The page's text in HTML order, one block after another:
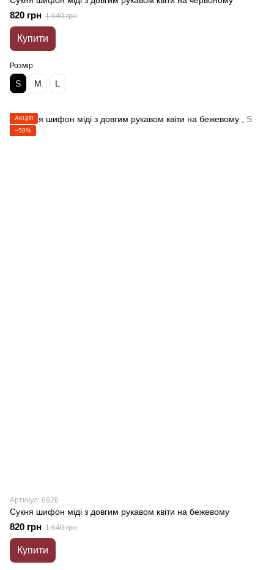
820 грн 1 640 грн
Купити
Розмір
S M L
АКЦІЯ
−50%
Артикул: 6926
Сукня шифон міді з довгим рукавом квіти на бежевому
820 грн 1 640 грн
Купити